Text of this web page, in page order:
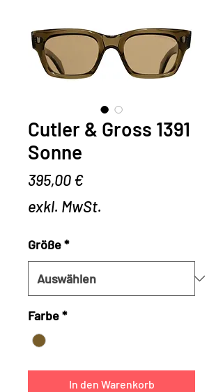
Cutler & Gross 1391
Sonne
395,00 €Preis
exkl. MwSt.
Größe*
Farbe*
In den Warenkorb